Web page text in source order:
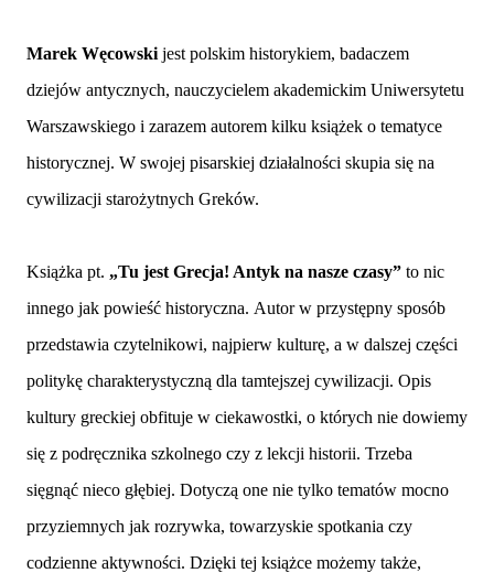
Marek Węcowski jest polskim historykiem, badaczem
dziejów antycznych, nauczycielem akademickim Uniwersytetu
Warszawskiego i zarazem autorem kilku książek o tematyce
historycznej. W swojej pisarskiej działalności skupia się na
cywilizacji starożytnych Greków.
Książka pt. „Tu jest Grecja! Antyk na nasze czasy” to nic
innego jak powieść historyczna. Autor w przystępny sposób
przedstawia czytelnikowi, najpierw kulturę, a w dalszej części
politykę charakterystyczną dla tamtejszej cywilizacji. Opis
kultury greckiej obfituje w ciekawostki, o których nie dowiemy
się z podręcznika szkolnego czy z lekcji historii. Trzeba
sięgnąć nieco głębiej. Dotyczą one nie tylko tematów mocno
przyziemnych jak rozrywka, towarzyskie spotkania czy
codzienne aktywności. Dzięki tej książce możemy także,